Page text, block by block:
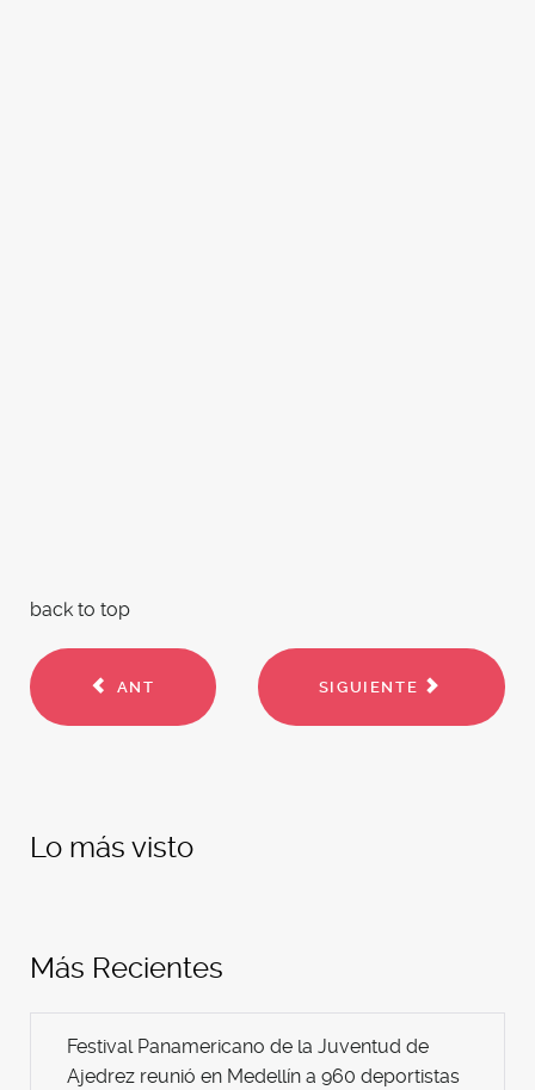
back to top
ANT SIGUIENTE
Lo más visto
Más Recientes
Festival Panamericano de la Juventud de
Ajedrez reunió en Medellín a 960 deportistas